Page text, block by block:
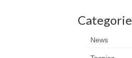
Categorie
News